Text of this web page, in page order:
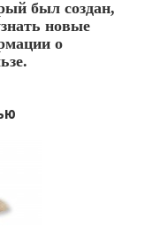
был создан,
новые
о